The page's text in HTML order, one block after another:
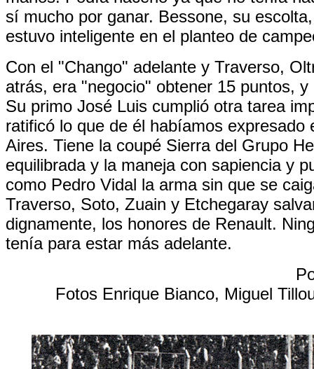
sí mucho por ganar. Bessone, su
estuvo inteligente en el planteo de
Con el "Chango" adelante y Traverso,
atrás, era "negocio" obtener 15 puntos,
Su primo José Luis cumplió otra tarea
ratificó lo que de él habíamos expresado
Aires. Tiene la coupé Sierra del Grupo
equilibrada y la maneja con sapiencia y
como Pedro Vidal la arma sin que se
Traverso, Soto, Zuain y Etchegaray
dignamente, los honores de Renault.
tenía para estar más adelante.
Fotos Enrique Bianco, Miguel